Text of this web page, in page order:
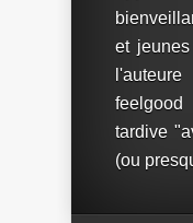
et
tardive
(ou